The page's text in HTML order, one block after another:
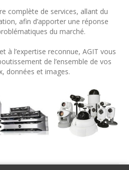
complète de services, allant du
afin d’apporter une réponse
du marché.
à l’expertise reconnue, AGIT vous
de l’ensemble de vos
données et images.